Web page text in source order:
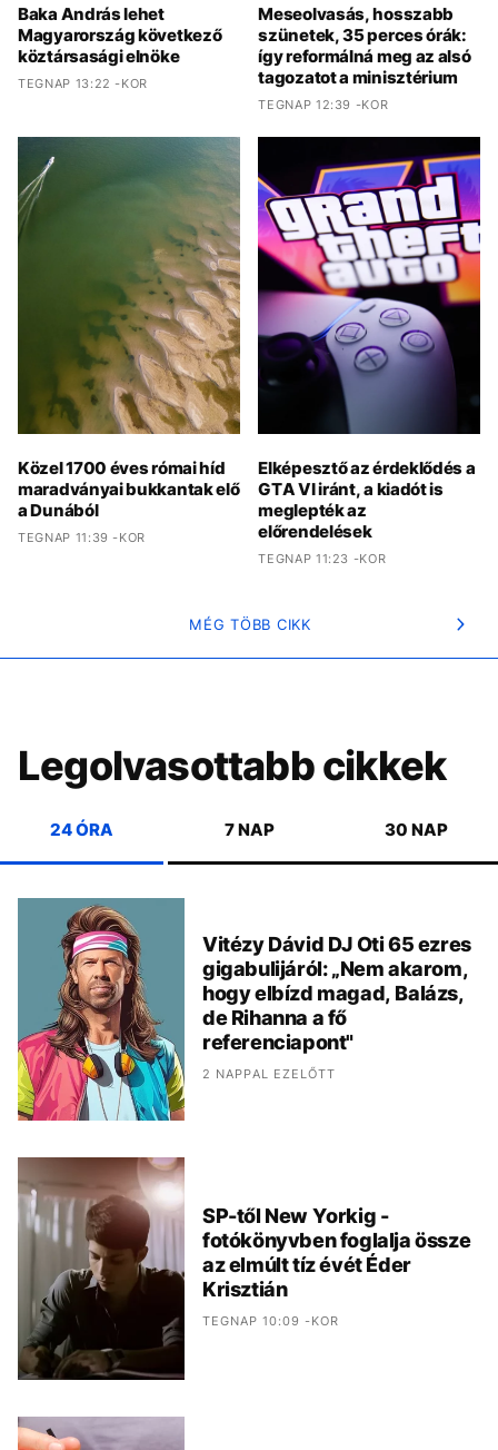
Baka András lehet
Magyarország következő
köztársasági elnöke
TEGNAP 13:22 -KOR
Meseolvasás, hosszabb
szünetek, 35 perces órák:
így reformálná meg az alsó
tagozatot a minisztérium
TEGNAP 12:39 -KOR
Közel 1700 éves római híd
maradványai bukkantak elő
a Dunából
TEGNAP 11:39 -KOR
Elképesztő az érdeklődés a
GTA VI iránt, a kiadót is
meglepték az
előrendelések
TEGNAP 11:23 -KOR
MÉG TÖBB CIKK
Legolvasottabb cikkek
24 ÓRA 7 NAP 30 NAP
Vitézy Dávid DJ Oti 65 ezres
gigabulijáról: „Nem akarom,
hogy elbízd magad, Balázs,
de Rihanna a fő
referenciapont"
2 NAPPAL EZELŐTT
SP-től New Yorkig -
fotókönyvben foglalja össze
az elmúlt tíz évét Éder
Krisztián
TEGNAP 10:09 -KOR